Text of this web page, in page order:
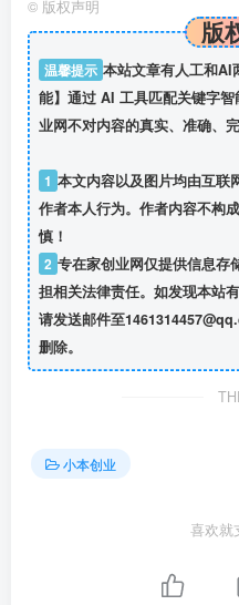
© 版权声明
版
温馨提示 本站文章有人工和AI
能】通过 AI 工具匹配关键字
业网不对内容的真实、准确、
1 本文内容以及图片均由互联
作者本人行为。作者内容不构
慎！
2 专在家创业网仅提供信息存
担相关法律责任。如发现本站
请发送邮件至
删除。
小本创业
喜欢就